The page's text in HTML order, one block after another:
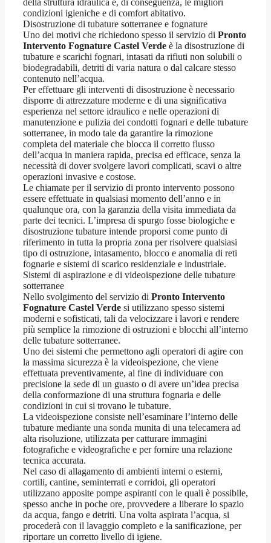
della struttura idraulica e, di conseguenza, le migliori
condizioni igieniche e di comfort abitativo.
Disostruzione di tubature sotterranee e fognature
Uno dei motivi che richiedono spesso il servizio di Pronto
Intervento Fognature Castel Verde è la disostruzione di
tubature e scarichi fognari, intasati da rifiuti non solubili o
biodegradabili, detriti di varia natura o dal calcare stesso
contenuto nell’acqua.
Per effettuare gli interventi di disostruzione è necessario
disporre di attrezzature moderne e di una significativa
esperienza nel settore idraulico e nelle operazioni di
manutenzione e pulizia dei condotti fognari e delle tubature
sotterranee, in modo tale da garantire la rimozione
completa del materiale che blocca il corretto flusso
dell’acqua in maniera rapida, precisa ed efficace, senza la
necessità di dover svolgere lavori complicati, scavi o altre
operazioni invasive e costose.
Le chiamate per il servizio di pronto intervento possono
essere effettuate in qualsiasi momento dell’anno e in
qualunque ora, con la garanzia della visita immediata da
parte dei tecnici. L’impresa di spurgo fosse biologiche e
disostruzione tubature intende proporsi come punto di
riferimento in tutta la propria zona per risolvere qualsiasi
tipo di ostruzione, intasamento, blocco e anomalia di reti
fognarie e sistemi di scarico residenziale e industriale.
Sistemi di aspirazione e di videoispezione delle tubature
sotterranee
Nello svolgimento del servizio di Pronto Intervento
Fognature Castel Verde si utilizzano spesso sistemi
moderni e sofisticati, tali da velocizzare i lavori e rendere
più semplice la rimozione di ostruzioni e blocchi all’interno
delle tubature sotterranee.
Uno dei sistemi che permettono agli operatori di agire con
la massima sicurezza è la videoispezione, che viene
effettuata preventivamente, al fine di individuare con
precisione la sede di un guasto o di avere un’idea precisa
della conformazione di una struttura fognaria e delle
condizioni in cui si trovano le tubature.
La videoispezione consiste nell’esaminare l’interno delle
tubature mediante una sonda munita di una telecamera ad
alta risoluzione, utilizzata per catturare immagini
fotografiche e videografiche e per fornire una relazione
tecnica accurata.
Nel caso di allagamento di ambienti interni o esterni,
cortili, cantine, seminterrati e corridoi, gli operatori
utilizzano apposite pompe aspiranti con le quali è possibile,
spesso anche in poche ore, provvedere a liberare lo spazio
da acqua, fango e detriti. Una volta aspirata l’acqua, si
procederà con il lavaggio completo e la sanificazione, per
riportare un corretto livello di igiene.